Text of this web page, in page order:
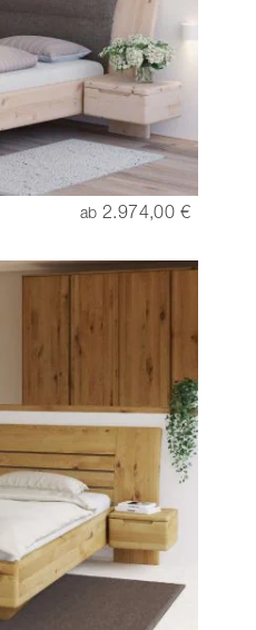
ab 2.974,00 €